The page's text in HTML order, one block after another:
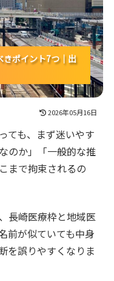
きポイント7つ｜出
きポイント7つ｜出
きポイント7つ｜出
2026年05月16日
ても、まず迷いやす
のか」「一般的な推
まで拘束されるの
長崎医療枠と地域医
前が似ていても中身
を誤りやすくなりま